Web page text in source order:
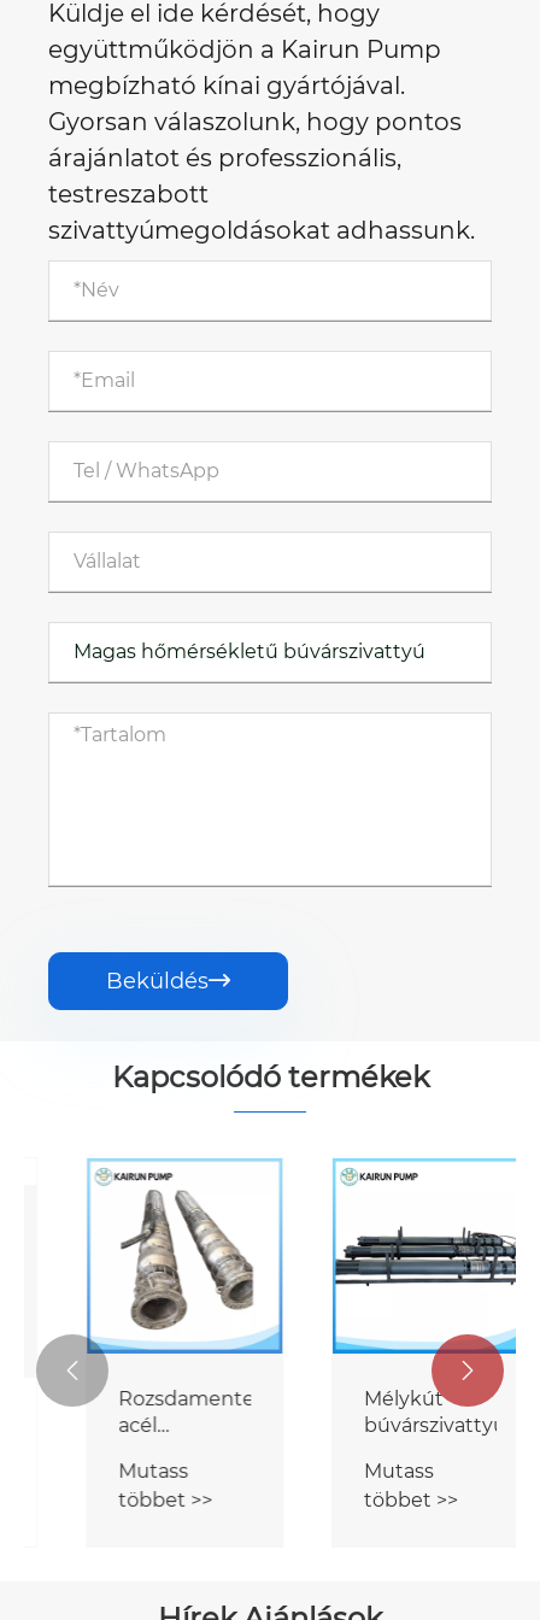
Küldje el ide kérdését, hogy
együttműködjön a Kairun Pump
megbízható kínai gyártójával.
Gyorsan válaszolunk, hogy pontos
árajánlatot és professzionális,
testreszabott
szivattyúmegoldásokat adhassunk.
Beküldés
Kapcsolódó termékek
Állandó
mágneses
merülőszivattyú
Mutass
többet >>
Vízszintes
búvárszivattyú
többet >>
 